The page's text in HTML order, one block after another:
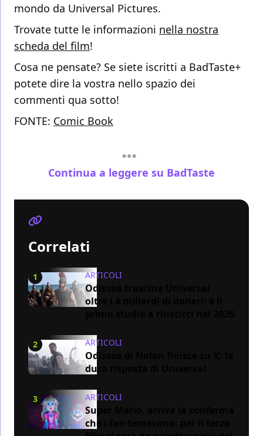
mondo da Universal Pictures.
Trovate tutte le informazioni nella nostra
scheda del film!
Cosa ne pensate? Se siete iscritti a BadTaste+
potete dire la vostra nello spazio dei
commenti qua sotto!
FONTE: Comic Book
Continua a leggere su BadTaste
Correlati
1 ARTICOLI
Odissea trascina Universal
oltre i 4 miliardi di dollari: è il
2 ARTICOLI
Odissea di Nolan finisce su X: la
dura risposta di Universal
3 ARTICOLI
Super Mario, arriva la conferma
che i fan temevano: per il terzo